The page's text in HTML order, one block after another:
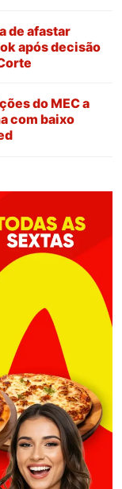
de afastar
após decisão
do MEC a
com baixo